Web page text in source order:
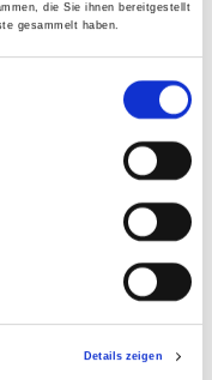
die Sie ihnen bereitgestellt
gesammelt haben.
Details zeigen
für
Bestän
dig